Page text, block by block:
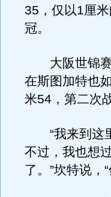
35，仅以1厘
冠。
大阪世锦赛
在斯图加特也
米54，第二次
“我来到这里
不过，我也想
了。”坎特说，